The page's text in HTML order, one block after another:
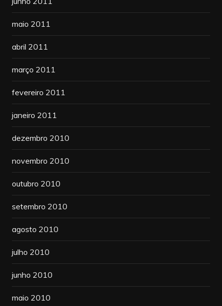
maio 2011
abril 2011
março 2011
fevereiro 2011
janeiro 2011
dezembro 2010
novembro 2010
outubro 2010
setembro 2010
agosto 2010
julho 2010
junho 2010
maio 2010